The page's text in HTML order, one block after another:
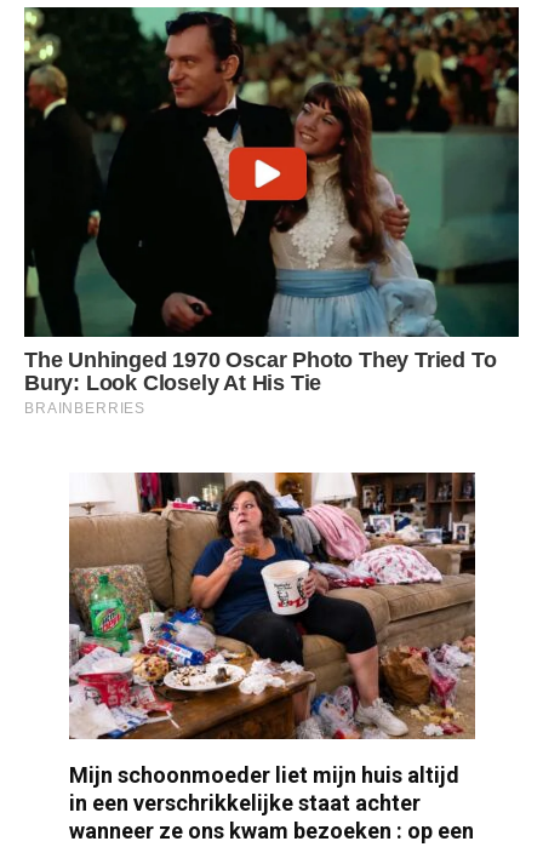
Mijn schoonmoeder liet mijn huis altijd
in een verschrikkelijke staat achter
wanneer ze ons kwam bezoeken : op een